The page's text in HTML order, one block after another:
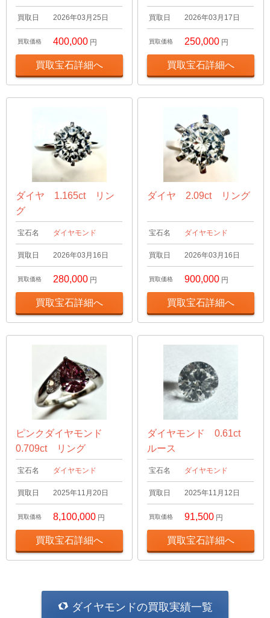
買取日 2026年03月25日
買取価格 400,000 円
買取宝石詳細へ
買取日 2026年03月17日
買取価格 250,000 円
買取宝石詳細へ
ダイヤ 1.165ct リン
グ
宝石名 ダイヤモンド
買取日 2026年03月16日
買取価格 280,000 円
買取宝石詳細へ
ダイヤ 2.09ct リング
宝石名 ダイヤモンド
買取日 2026年03月16日
買取価格 900,000 円
買取宝石詳細へ
ピンクダイヤモンド
0.709ct リング
宝石名 ダイヤモンド
買取日 2025年11月20日
買取価格 8,100,000 円
買取宝石詳細へ
ダイヤモンド 0.61ct
ルース
宝石名 ダイヤモンド
買取日 2025年11月12日
買取価格 91,500 円
買取宝石詳細へ
ダイヤモンドの買取実績一覧